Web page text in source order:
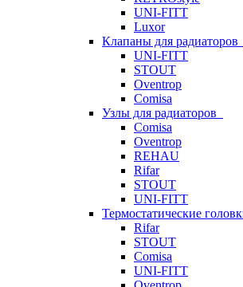
UNI-FITT
Luxor
Клапаны для радиаторов
UNI-FITT
STOUT
Oventrop
Comisa
Узлы для радиаторов
Comisa
Oventrop
REHAU
Rifar
STOUT
UNI-FITT
Термостатические
Rifar
STOUT
Comisa
UNI-FITT